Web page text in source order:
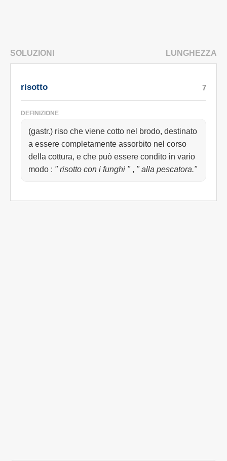
SOLUZIONI LUNGHEZZA
risotto
DEFINIZIONE
(gastr.) riso che viene cotto nel brodo, destinato
a essere completamente assorbito nel corso
della cottura, e che può essere condito in vario
modo : " risotto con i funghi " , " alla pescatora."
7